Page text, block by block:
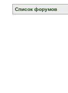
Список форумов